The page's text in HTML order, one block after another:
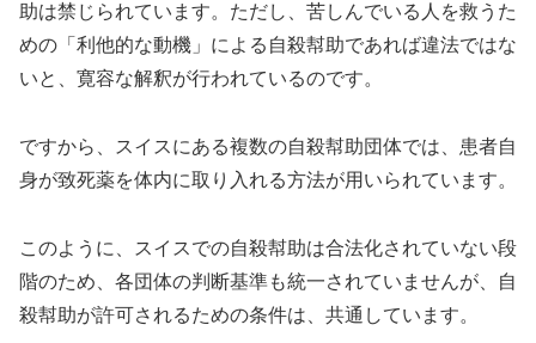
助は禁じられています。ただし、苦しんでいる人を救うた
めの「利他的な動機」による自殺幇助であれば違法ではな
いと、寛容な解釈が行われているのです。
ですから、スイスにある複数の自殺幇助団体では、患者自
身が致死薬を体内に取り入れる方法が用いられています。
このように、スイスでの自殺幇助は合法化されていない段
階のため、各団体の判断基準も統一されていませんが、自
殺幇助が許可されるための条件は、共通しています。